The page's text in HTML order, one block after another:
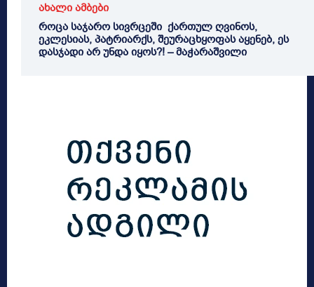
ახალი ამბები
როცა საჯარო სივრცეში ქართულ ღვინოს,
ეკლესიას, პატრიარქს, შეურაცხყოფას აყენებ, ეს
დასჯადი არ უნდა იყოს?! – მაჭარაშვილი